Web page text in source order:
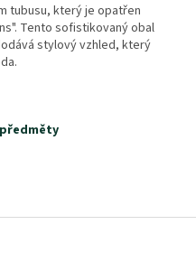
tubusu, který je opatřen
Tento sofistikovaný obal
stylový vzhled, který